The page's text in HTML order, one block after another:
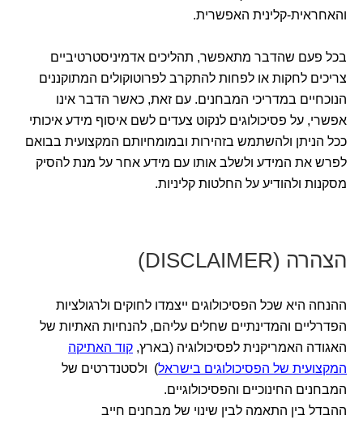
והאחראית-קלינית האפשרית.
בכל פעם שהדבר מתאפשר, תהליכים אדמיניסטרטיביים
צריכים לחקות או לפחות להתקרב לפרוטוקולים המתוקננים
הנוכחיים במדריכי המבחנים. עם זאת, כאשר הדבר אינו
אפשרי, על פסיכולוגים לנקוט צעדים לשם איסוף מידע איכותי
ככל הניתן ולהשתמש בזהירות ובמומחיותם המקצועית בבואם
לפרש את המידע ולשלב אותו עם מידע אחר על מנת להסיק
מסקנות ולהודיע על החלטות קליניות.
הצהרה (DISCLAIMER)
ההנחה היא שכל הפסיכולוגים ייצמדו לחוקים ולרגולציות
הפדרליים והמדינתיים שחלים עליהם, להנחיות האתיות של
האגודה האמריקנית לפסיכולוגיה (בארץ, קוד האתיקה
המקצועית של הפסיכולוגים בישראל) ולסטנדרטים של
המבחנים החינוכיים והפסיכולוגיים.
ההבדל בין התאמה לבין שינוי של מבחנים חייב